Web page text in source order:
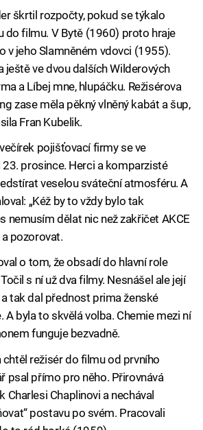
škrtil rozpočty, pokud se týkalo
do filmu. V Bytě (1960) proto hraje
v jeho Slamněném vdovci (1955).
ještě ve dvou dalších Wilderových
a Líbej mne, hlupáčku. Režisérova
zase měla pěkný vlněný kabát a šup,
Fran Kubelik.
pojišťovací firmy se ve
prosince. Herci a komparzisté
veselou sváteční atmosféru. A
„Kéž by to vždy bylo tak
nemusím dělat nic než zakřičet AKCE
pozorovat.
o tom, že obsadí do hlavní role
s ní už dva filmy. Nesnášel ale její
a tak dal přednost prima ženské
A byla to skvělá volba. Chemie mezi ní
funguje bezvadně.
režisér do filmu od prvního
psal přímo pro něho. Přirovnává
Charlesi Chaplinovi a nechával
postavu po svém. Pracovali